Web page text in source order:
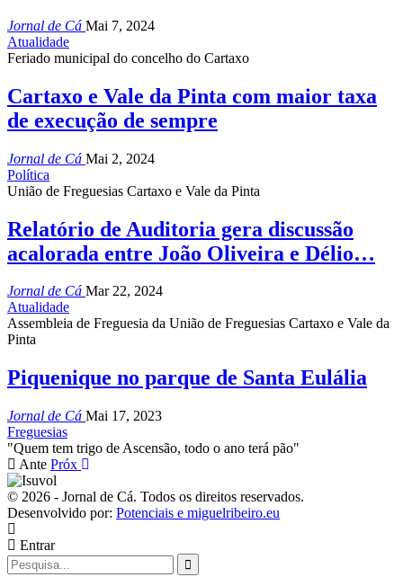
Jornal de Cá Mai 7, 2024
Atualidade
Feriado municipal do concelho do Cartaxo
Cartaxo e Vale da Pinta com maior taxa
de execução de sempre
Jornal de Cá Mai 2, 2024
Política
União de Freguesias Cartaxo e Vale da Pinta
Relatório de Auditoria gera discussão
acalorada entre João Oliveira e Délio…
Jornal de Cá Mar 22, 2024
Atualidade
Assembleia de Freguesia da União de Freguesias Cartaxo e Vale da
Pinta
Piquenique no parque de Santa Eulália
Jornal de Cá Mai 17, 2023
Freguesias
"Quem tem trigo de Ascensão, todo o ano terá pão"
Ante Próx
© 2026 - Jornal de Cá. Todos os direitos reservados.
Desenvolvido por: Potenciais e miguelribeiro.eu
Entrar